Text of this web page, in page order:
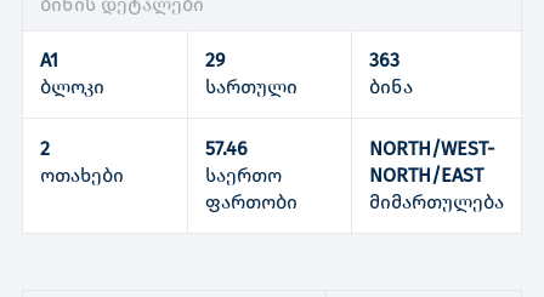
ბინის დეტალები
A1
ბლოკი
29
სართული
363
ბინა
2
ოთახები
57.46
საერთო
ფართობი
NORTH/WEST-
NORTH/EAST
მიმართულება